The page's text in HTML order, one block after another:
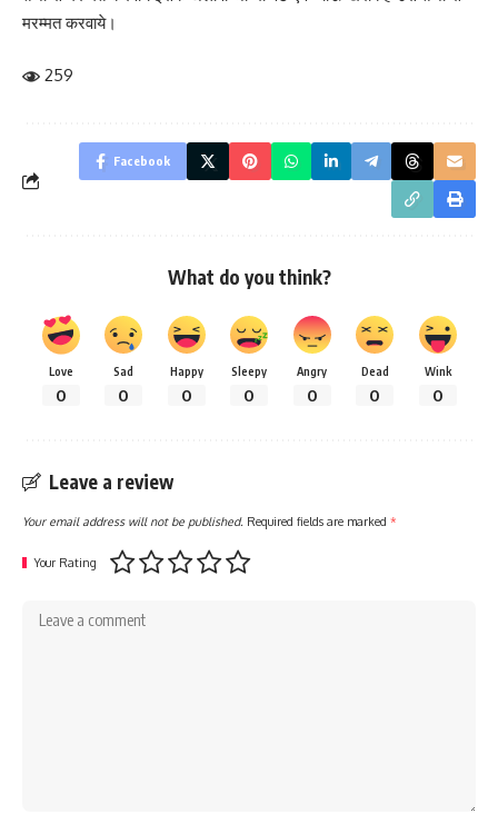
मरम्मत करवाये।
259
Facebook
What do you think?
Love
0
Sad
0
Happy
0
Sleepy
0
Angry
0
Dead
0
Wink
0
Leave a review
Your email address will not be published. Required fields are marked *
Your Rating